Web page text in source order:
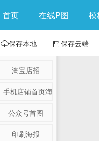
首页 在线P图
保存本地 保存云端
淘宝店招
手机店铺首页海报
公众号首图
印刷海报